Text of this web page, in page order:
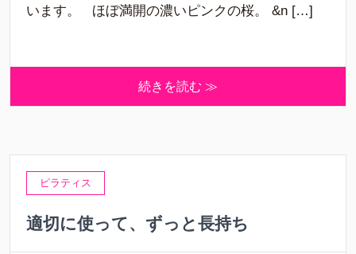
います。 ほぼ満開の濃いピンクの桜。 &n […]
続きを読む ≫
ピラティス
適切に使って、ずっと長持ち